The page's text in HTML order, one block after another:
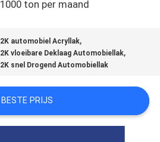
1000 ton per maand
2K automobiel Acryllak,
2K vloeibare Deklaag Automobiellak,
2K snel Drogend Automobiellak
BESTE PRIJS